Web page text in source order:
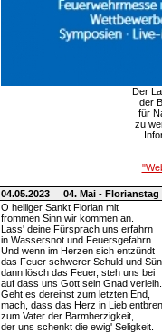
Der
der
für
zu
04.05.2023
04. Mai -
O heiliger Sankt Florian mit
frommen Sinn wir kommen an.
Lass' deine Fürsprach uns erfahrn
in Wassersnot und Feuersgefahrn.
Und wenn im Herzen sich entzündt
das Feuer schwerer Schuld und
dann lösch das Feuer, steh uns bei
auf dass uns Gott sein Gnad verleih.
Geht es dereinst zum letzten End,
mach, dass das Herz in Lieb
zum Vater der Barmherzigkeit,
der uns schenkt die ewig' Seligkeit.